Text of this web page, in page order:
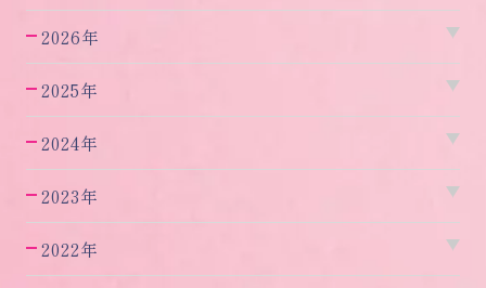
2026年
2025年
2024年
2023年
2022年